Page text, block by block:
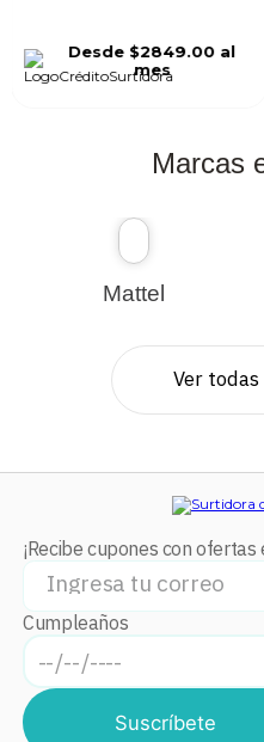
Desde $2849.00 al
mes
Marcas
Mattel
Ver
¡Recibe cupones con
Cumpleaños
Suscríbete